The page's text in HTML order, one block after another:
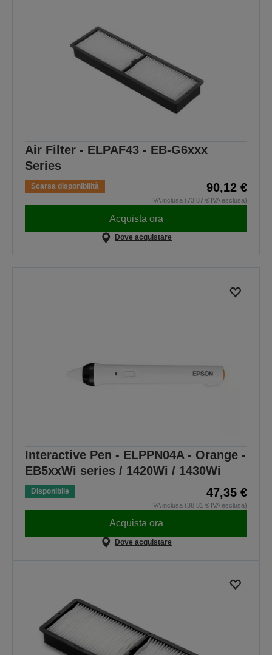
Air Filter - ELPAF43 - EB-G6xxx
Series
Scarsa disponibilità 90,12 €
IVA inclusa (73,87 € IVA esclusa)
Acquista ora
Dove acquistare
Interactive Pen - ELPPN04A - Orange -
EB5xxWi series / 1420Wi / 1430Wi
Disponibile 47,35 €
IVA inclusa (38,81 € IVA esclusa)
Acquista ora
Dove acquistare